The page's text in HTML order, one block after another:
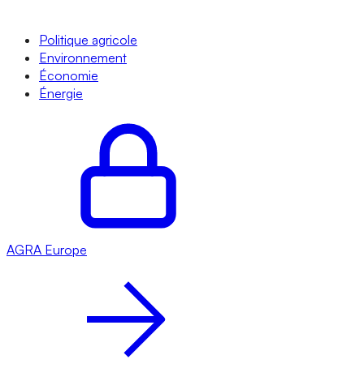
Politique agricole
Environnement
Économie
Énergie
AGRA Europe